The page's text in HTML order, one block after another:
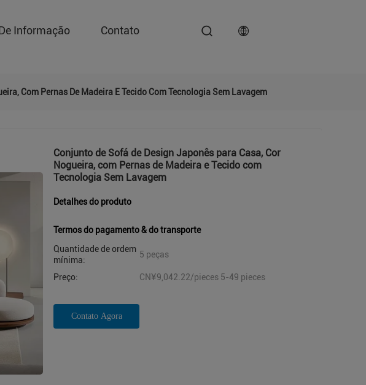
Informação Contato
Com Pernas De Madeira E Tecido Com Tecnologia Sem Lavagem
Conjunto de Sofá de Design Japonês para Casa, Cor
Nogueira, com Pernas de Madeira e Tecido com
Tecnologia Sem Lavagem
Detalhes do produto
Termos do pagamento & do transporte
Quantidade de ordem
mínima:
5 peças
Preço: CN¥9,042.22/pieces 5-49 pieces
Contato Agora